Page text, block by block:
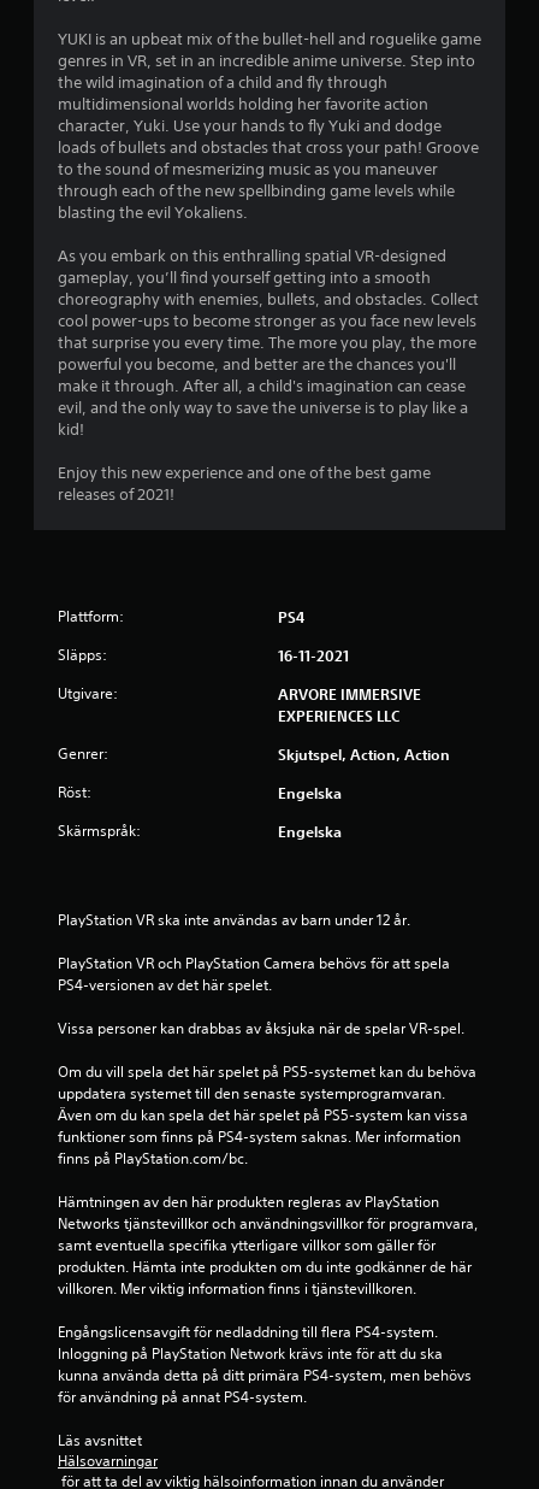
t
g
p
4
.
2
3
j
r
m
b
a
s
e
r
p
å
YUKI is an upbeat mix of the bullet-hell and roguelike game
genres in VR, set in an incredible anime universe. Step into
the wild imagination of a child and fly through
multidimensional worlds holding her favorite action
character, Yuki. Use your hands to fly Yuki and dodge
loads of bullets and obstacles that cross your path! Groove
to the sound of mesmerizing music as you maneuver
through each of the new spellbinding game levels while
blasting the evil Yokaliens.
As you embark on this enthralling spatial VR-designed
gameplay, you’ll find yourself getting into a smooth
choreography with enemies, bullets, and obstacles. Collect
cool power-ups to become stronger as you face new levels
that surprise you every time. The more you play, the more
powerful you become, and better are the chances you'll
make it through. After all, a child's imagination can cease
evil, and the only way to save the universe is to play like a
kid!
Enjoy this new experience and one of the best game
releases of 2021!
Plattform: PS4
Släpps: 16-11-2021
Utgivare:
ARVORE IMMERSIVE
EXPERIENCES LLC
Genrer: Skjutspel, Action, Action
Röst: Engelska
Skärmspråk: Engelska
PlayStation VR ska inte användas av barn under 12 år.
PlayStation VR och PlayStation Camera behövs för att spela
PS4-versionen av det här spelet.
Vissa personer kan drabbas av åksjuka när de spelar VR-spel.
Om du vill spela det här spelet på PS5-systemet kan du behöva
uppdatera systemet till den senaste systemprogramvaran.
Även om du kan spela det här spelet på PS5-system kan vissa
funktioner som finns på PS4-system saknas. Mer information
finns på PlayStation.com/bc.
Hämtningen av den här produkten regleras av PlayStation
Networks tjänstevillkor och användningsvillkor för programvara,
samt eventuella specifika ytterligare villkor som gäller för
produkten. Hämta inte produkten om du inte godkänner de här
villkoren. Mer viktig information finns i tjänstevillkoren.
Engångslicensavgift för nedladdning till flera PS4-system.
Inloggning på PlayStation Network krävs inte för att du ska
kunna använda detta på ditt primära PS4-system, men behövs
för användning på annat PS4-system.
Läs avsnittet
Hälsovarningar